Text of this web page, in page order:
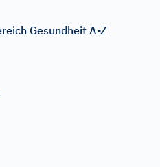
Gesundheit A-Z